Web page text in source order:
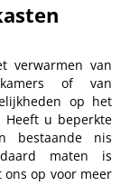
verwarmen van
of van
op het
Heeft u beperkte
bestaande nis
maten is
ons op voor meer